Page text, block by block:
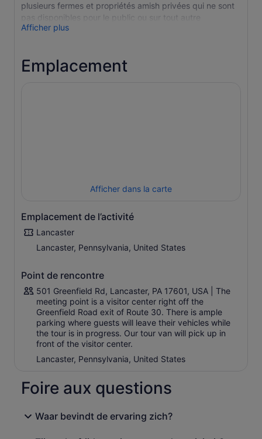
plusieurs fermes et propriétés amish privées qui ne sont
pas disponibles pour le public ou sur tout autre
excursion. Votre guide a une connaissance approfondie
Profitez de plusieurs arrêts dans des magasins locaux
pour découvrir des friandises et des surprises en cours
Afficher plus
Emplacement
Afficher dans la carte
Emplacement de l’activité
Lancaster
Lancaster, Pennsylvania, United States
Point de rencontre
501 Greenfield Rd, Lancaster, PA 17601, USA | The
meeting point is a visitor center right off the
Greenfield Road exit of Route 30. There is ample
parking where guests will leave their vehicles while
the tour is in progress. Our tour van will pick up in
front of the visitor center.
Lancaster, Pennsylvania, United States
Foire aux questions
Waar bevindt de ervaring zich?